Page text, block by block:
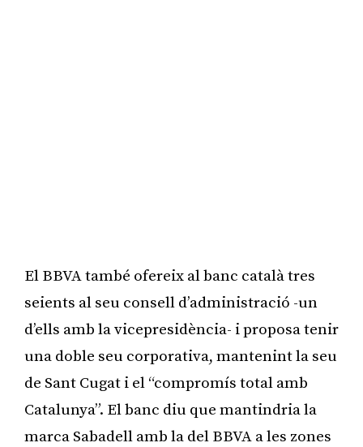
El BBVA també ofereix al banc català tres
seients al seu consell d’administració -un
d’ells amb la vicepresidència- i proposa tenir
una doble seu corporativa, mantenint la seu
de Sant Cugat i el “compromís total amb
Catalunya”. El banc diu que mantindria la
marca Sabadell amb la del BBVA a les zones